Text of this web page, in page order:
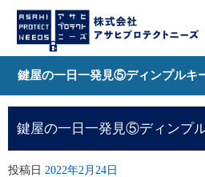
鍵屋の一日一発見⑤ディンプルキ
鍵屋の一日一発見⑤ディンプ
投稿日 2022年2月24日